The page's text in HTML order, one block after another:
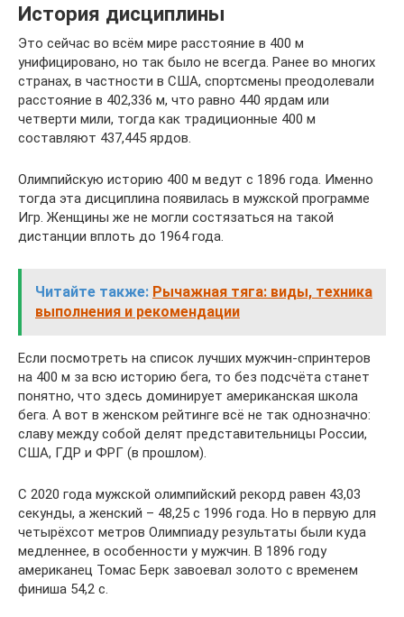
История дисциплины
Это сейчас во всём мире расстояние в 400 м
унифицировано, но так было не всегда. Ранее во многих
странах, в частности в США, спортсмены преодолевали
расстояние в 402,336 м, что равно 440 ярдам или
четверти мили, тогда как традиционные 400 м
составляют 437,445 ярдов.
Олимпийскую историю 400 м ведут с 1896 года. Именно
тогда эта дисциплина появилась в мужской программе
Игр. Женщины же не могли состязаться на такой
дистанции вплоть до 1964 года.
Читайте также: Рычажная тяга: виды, техника
выполнения и рекомендации
Если посмотреть на список лучших мужчин-спринтеров
на 400 м за всю историю бега, то без подсчёта станет
понятно, что здесь доминирует американская школа
бега. А вот в женском рейтинге всё не так однозначно:
славу между собой делят представительницы России,
США, ГДР и ФРГ (в прошлом).
С 2020 года мужской олимпийский рекорд равен 43,03
секунды, а женский – 48,25 с 1996 года. Но в первую для
четырёхсот метров Олимпиаду результаты были куда
медленнее, в особенности у мужчин. В 1896 году
американец Томас Берк завоевал золото с временем
финиша 54,2 с.